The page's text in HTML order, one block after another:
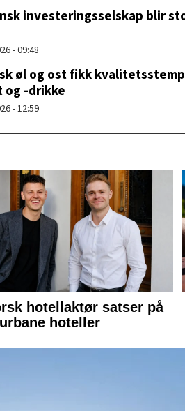
investeringsselskap blir
- 09:48
øl og ost fikk
og -drikke
- 12:59